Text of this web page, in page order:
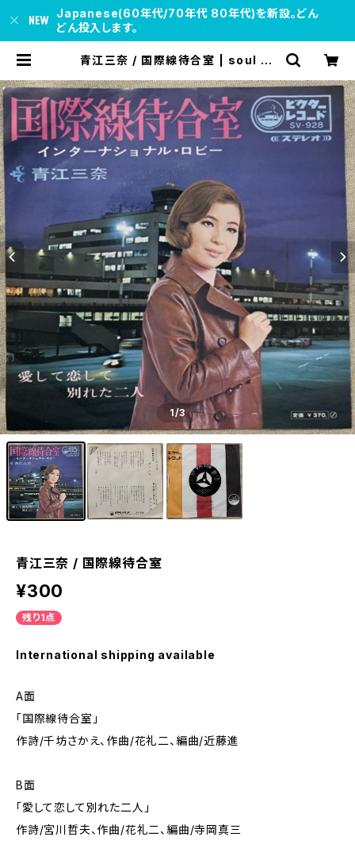
Japanese(60年代/70年代 80年代)を新設。どん
どん投入します。
青江三奈 / 国際線待合室 | soul re
1/3
青江三奈 / 国際線待合室
¥300
残り1点
International shipping available
A面
「国際線待合室」
作詩/千坊さかえ、作曲/花礼二、編曲/近藤進
B面
「愛して恋して別れた二人」
作詩/宮川哲夫、作曲/花礼二、編曲/寺岡真三